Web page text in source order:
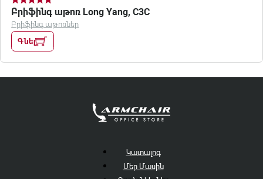
Բրիֆինգ աթոռ Long Yang, C3C
Բրիֆինգ աթոռներ
Գնել
Կատալոգ
Մեր Մասին